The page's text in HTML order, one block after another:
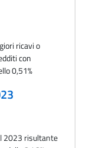
ricavi o
con
0,51%
2023 risultante